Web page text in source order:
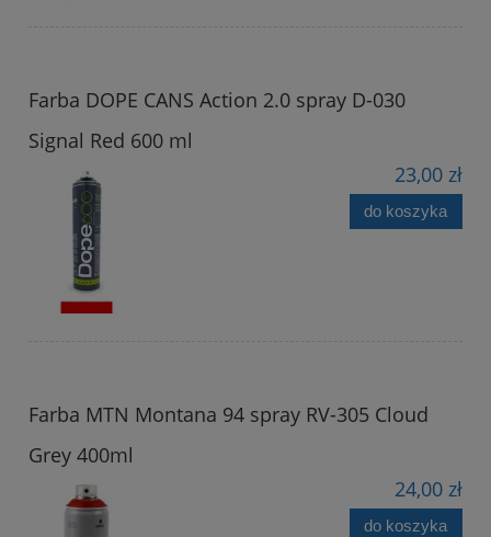
Farba DOPE CANS Action 2.0 spray D-030
Signal Red 600 ml
23,00 zł
do koszyka
Farba MTN Montana 94 spray RV-305 Cloud
Grey 400ml
24,00 zł
do koszyka